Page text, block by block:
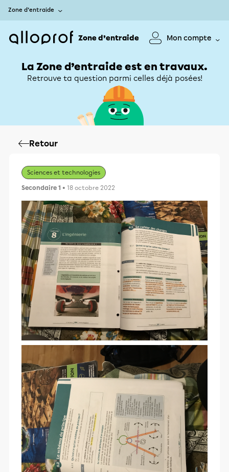
Zone d’entraide
Zone d’entraide Mon compte
La Zone d’entraide est en travaux.
Retrouve ta question parmi celles déjà posées!
Retour
Sciences et technologies
Secondaire 1 • 18 octobre 2022